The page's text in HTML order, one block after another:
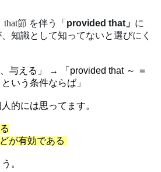
節 を伴う「 provided that」 に
知識として知ってないと選びにく
与える」 → 「provided that ～ ＝
いう条件ならば」
的には思ってます。
が有効である
。